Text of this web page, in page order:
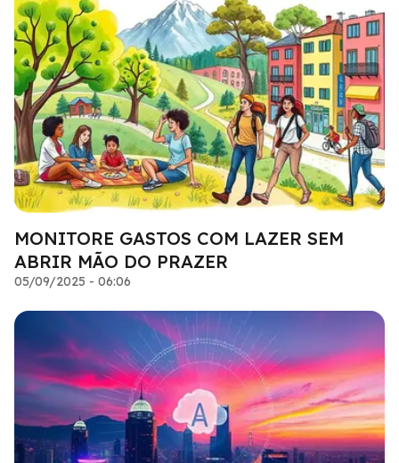
MONITORE GASTOS COM LAZER SEM
ABRIR MÃO DO PRAZER
05/09/2025 - 06:06